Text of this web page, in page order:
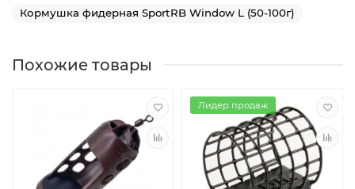
Кормушка фидерная SportRB Window L (50-100г)
Похожие товары
Лидер продаж